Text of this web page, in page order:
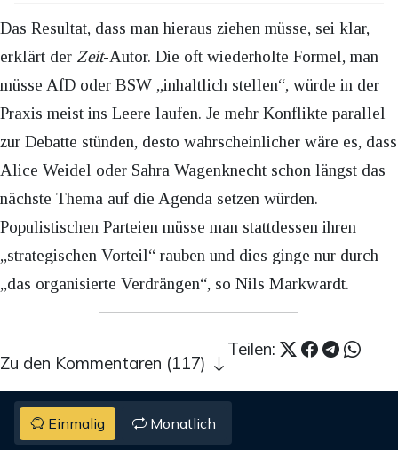
Das Resultat, dass man hieraus ziehen müsse, sei klar,
erklärt der Zeit-Autor. Die oft wiederholte Formel, man
müsse AfD oder BSW „inhaltlich stellen“, würde in der
Praxis meist ins Leere laufen. Je mehr Konflikte parallel
zur Debatte stünden, desto wahrscheinlicher wäre es, dass
Alice Weidel oder Sahra Wagenknecht schon längst das
nächste Thema auf die Agenda setzen würden.
Populistischen Parteien müsse man stattdessen ihren
„strategischen Vorteil“ rauben und dies ginge nur durch
„das organisierte Verdrängen“, so Nils Markwardt.
Teilen:
Zu den Kommentaren (117)
Einmalig Monatlich